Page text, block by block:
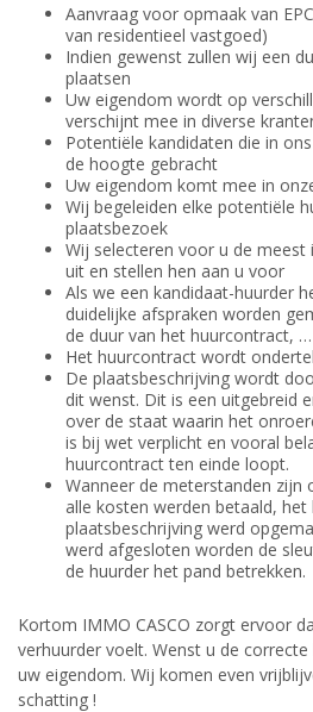
Aanvraag voor opmaak van
van residentieel vastgoed)
Indien gewenst zullen wij een
plaatsen
Uw eigendom wordt op
verschijnt mee in diverse
Potentiële kandidaten die in
de hoogte gebracht
Uw eigendom komt mee in
Wij begeleiden elke potentiële
plaatsbezoek
Wij selecteren voor u de meest
uit en stellen hen aan u voor
Als we een kandidaat-huurder
duidelijke afspraken worden
de duur van het huurcontract, …
Het huurcontract wordt
De plaatsbeschrijving wordt
dit wenst. Dit is een uitgebreid
over de staat waarin het
is bij wet verplicht en vooral
huurcontract ten einde loopt.
Wanneer de meterstanden zijn
alle kosten werden betaald,
plaatsbeschrijving werd
werd afgesloten worden de
de huurder het pand betrekken.
Kortom IMMO CASCO zorgt ervoor
verhuurder voelt. Wenst u de
uw eigendom. Wij komen even
schatting !